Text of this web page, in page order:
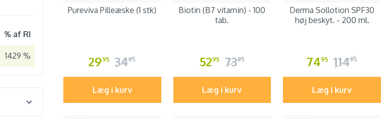
% af RI
1429 %
Pureviva Pilleæske (1 stk)
2995 3495
Læg i kurv
Biotin (B7 vitamin) - 100
tab.
5295 7395
Læg i kurv
Derma Sollotion SPF30
høj beskyt. - 200 ml.
7495 11495
Læg i kurv